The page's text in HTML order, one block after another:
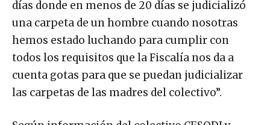
días donde en menos de 20 días se judicializó
una carpeta de un hombre cuando nosotras
hemos estado luchando para cumplir con
todos los requisitos que la Fiscalía nos da a
cuenta gotas para que se puedan judicializar
las carpetas de las madres del colectivo”.